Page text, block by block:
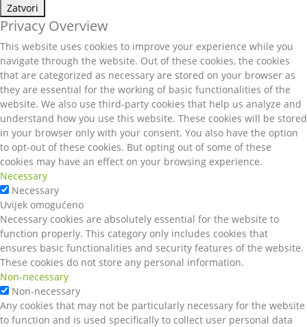
Zatvori
Privacy Overview
This website uses cookies to improve your experience while you
navigate through the website. Out of these cookies, the cookies
that are categorized as necessary are stored on your browser as
they are essential for the working of basic functionalities of the
website. We also use third-party cookies that help us analyze and
understand how you use this website. These cookies will be stored
in your browser only with your consent. You also have the option
to opt-out of these cookies. But opting out of some of these
cookies may have an effect on your browsing experience.
Necessary
Necessary
Uvijek omogućeno
Necessary cookies are absolutely essential for the website to
function properly. This category only includes cookies that
ensures basic functionalities and security features of the website.
These cookies do not store any personal information.
Non-necessary
Non-necessary
Any cookies that may not be particularly necessary for the website
to function and is used specifically to collect user personal data